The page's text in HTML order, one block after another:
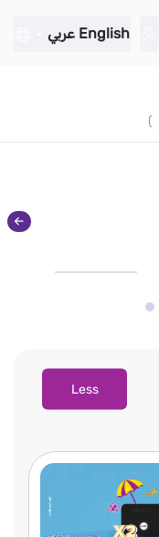
English عربي
)
Less